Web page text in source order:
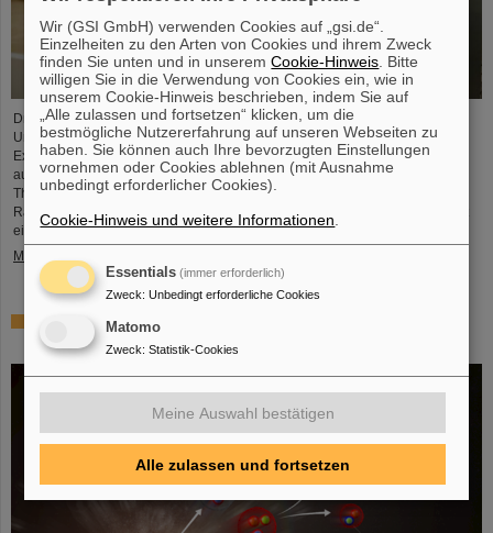
Dr. Guy Leckenby ist für seine herausragende Promotionsarbeit zur
Untersuchung des gebundenen Betazerfalls mit Experimenten am GSI/FAIR-
Experimentierspeicherring ESR mit dem FAIR-GSI PhD Award 2025
ausgezeichnet worden. Seine Präzisionsmessung an vollständig ionisierten
Thallium-205-Ionen trug zur Lösung eines seit Jahrzehnten bestehenden
Rätsels über den Ursprung von Blei in unserem Sonnensystem bei und stellt
eine herausragende Leistung für GSI/FAIR dar.
Mehr »
ALICE löst Rätsel um Erzeugung und Überleben leichter
Atomkerne – GSI/FAIR-Forschende beteiligt
Wir (GSI GmbH) verwenden Cookies auf „gsi.de“.
Einzelheiten zu den Arten von Cookies und ihrem Zweck
finden Sie unten und in unseremCookie-Hinweis . Bitte
willigen Sie in die Verwendung von Cookies ein, wie in
unserem Cookie-Hinweis beschrieben, indem Sie auf
„Alle zulassen und fortsetzen“ klicken, um die
bestmögliche Nutzererfahrung auf unseren Webseiten zu
haben. Sie können auch Ihre bevorzugten Einstellungen
vornehmen oder Cookies ablehnen (mit Ausnahme
unbedingt erforderlicher Cookies).
Cookie-Hinweis und weitere Informationen
Essentials (immer erforderlich)
Zweck: Unbedingt erforderliche Cookies
Matomo
Zweck: Statistik-Cookies
Meine Auswahl bestätigen
Alle zulassen und fortsetzen